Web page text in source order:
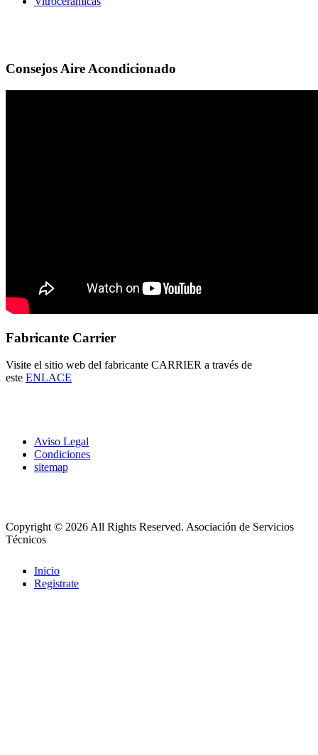
Consejos Aire Acondicionado
Fabricante Carrier
Visite el sitio web del fabricante CARRIER a través de
este ENLACE
Aviso Legal
Condiciones
sitemap
Copyright © 2026 All Rights Reserved. Asociación de Servicios
Técnicos
Inicio
Registrate